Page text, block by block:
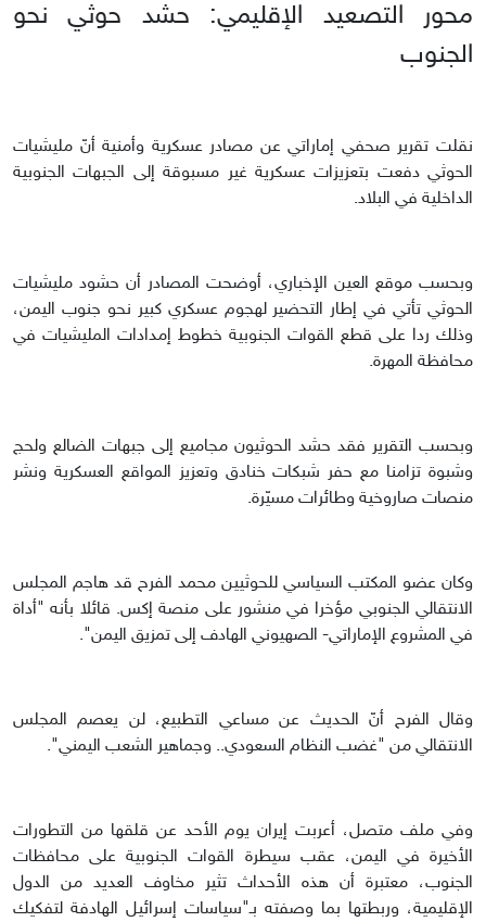
محور التصعيد الإقليمي: حشد حوثي نحو
الجنوب
نقلت تقرير صحفي إماراتي عن مصادر عسكرية وأمنية أنّ مليشيات
الحوثي دفعت بتعزيزات عسكرية غير مسبوقة إلى الجبهات الجنوبية
الداخلية في البلاد.
وبحسب موقع العين الإخباري، أوضحت المصادر أن حشود مليشيات
الحوثي تأتي في إطار التحضير لهجوم عسكري كبير نحو جنوب اليمن،
وذلك ردا على قطع القوات الجنوبية خطوط إمدادات المليشيات في
محافظة المهرة.
وبحسب التقرير فقد حشد الحوثيون مجاميع إلى جبهات الضالع ولحج
وشبوة تزامنا مع حفر شبكات خنادق وتعزيز المواقع العسكرية ونشر
منصات صاروخية وطائرات مسيّرة.
وكان عضو المكتب السياسي للحوثيين محمد الفرح قد هاجم المجلس
الانتقالي الجنوبي مؤخرا في منشور على منصة إكس. قائلا بأنه "أداة
في المشروع الإماراتي- الصهيوني الهادف إلى تمزيق اليمن".
وقال الفرح أنّ الحديث عن مساعي التطبيع، لن يعصم المجلس
الانتقالي من "غضب النظام السعودي.. وجماهير الشعب اليمني".
وفي ملف متصل، أعربت إيران يوم الأحد عن قلقها من التطورات
الأخيرة في اليمن، عقب سيطرة القوات الجنوبية على محافظات
الجنوب، معتبرة أن هذه الأحداث تثير مخاوف العديد من الدول
الإقليمية، وربطتها بما وصفته بـ"سياسات إسرائيل الهادفة لتفكيك